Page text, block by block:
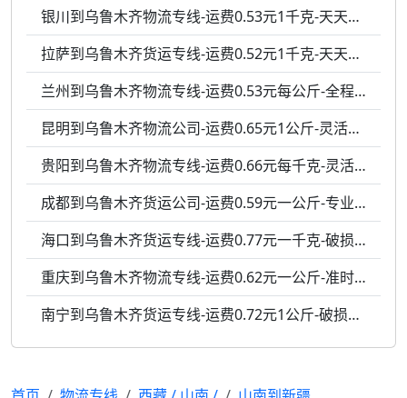
银川到乌鲁木齐物流专线-运费0.53元1千克-天天发车
拉萨到乌鲁木齐货运专线-运费0.52元1千克-天天发车
兰州到乌鲁木齐物流专线-运费0.53元每公斤-全程跟踪
昆明到乌鲁木齐物流公司-运费0.65元1公斤-灵活调度
贵阳到乌鲁木齐物流专线-运费0.66元每千克-灵活调度
成都到乌鲁木齐货运公司-运费0.59元一公斤-专业包装
海口到乌鲁木齐货运专线-运费0.77元一千克-破损包赔
重庆到乌鲁木齐物流专线-运费0.62元一公斤-准时送达
南宁到乌鲁木齐货运专线-运费0.72元1公斤-破损包赔